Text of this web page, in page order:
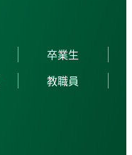
卒業生
教職員